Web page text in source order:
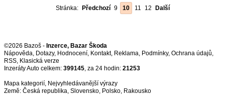
Stránka: Předchozí 9 10 11 12 Další
©2026 Bazoš - Inzerce, Bazar Škoda
Nápověda, Dotazy, Hodnocení, Kontakt, Reklama, Podmínky, Ochrana údajů,
RSS,
Inzeráty Auto celkem: 399145, za 24 hodin: 21253
Mapa kategorií, Nejvyhledávanější výrazy
Země: Česká republika, Slovensko, Polsko, Rakousko